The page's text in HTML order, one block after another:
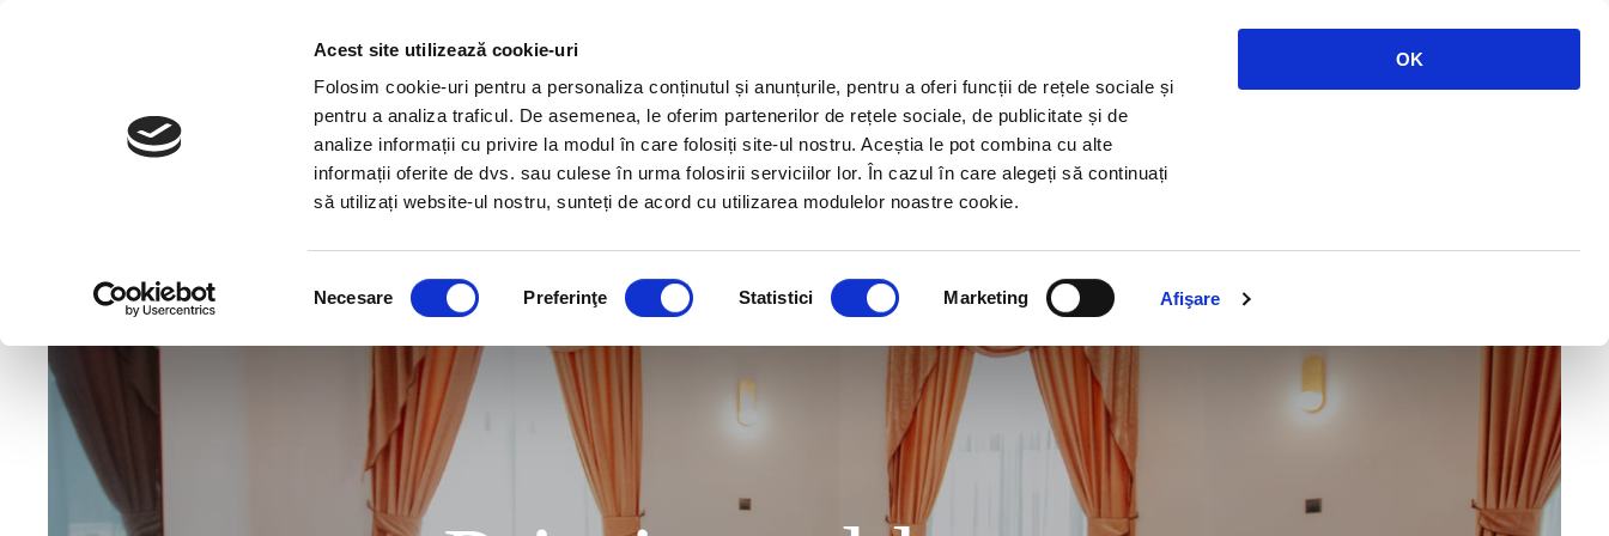
Acest site utilizează cookie-uri
Folosim cookie-uri pentru a personaliza conținutul și anunțurile, pentru a oferi funcții de rețele sociale și
pentru a analiza traficul. De asemenea, le oferim partenerilor de rețele sociale, de publicitate și de
analize informații cu privire la modul în care folosiți site-ul nostru. Aceștia le pot combina cu alte
informații oferite de dvs. sau culese în urma folosirii serviciilor lor. În cazul în care alegeți să continuați
să utilizați website-ul nostru, sunteți de acord cu utilizarea modulelor noastre cookie.
consimțământului
Necesare Preferinţe Statistici Marketing Afişare
OK
Telefon:+4 0751 214 844
CENTRU SPA BEAUTY TERASĂ